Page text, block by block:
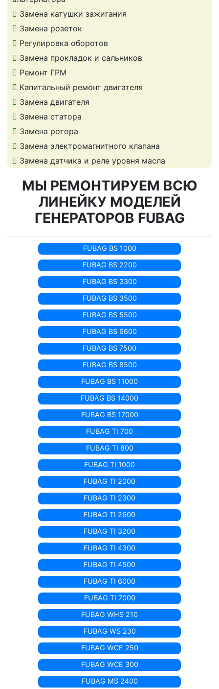
Замена катушки зажигания
Замена розеток
Регулировка оборотов
Замена прокладок и сальников
Ремонт ГРМ
Капитальный ремонт двигателя
Замена двигателя
Замена статора
Замена ротора
Замена электромагнитного клапана
Замена датчика и реле уровня масла
МЫ РЕМОНТИРУЕМ ВСЮ
ЛИНЕЙКУ МОДЕЛЕЙ
ГЕНЕРАТОРОВ FUBAG
FUBAG BS 1000
FUBAG BS 2200
FUBAG BS 3300
FUBAG BS 3500
FUBAG BS 5500
FUBAG BS 6600
FUBAG BS 7500
FUBAG BS 8500
FUBAG BS 11000
FUBAG BS 14000
FUBAG BS 17000
FUBAG TI 700
FUBAG TI 800
FUBAG TI 1000
FUBAG TI 2000
FUBAG TI 2300
FUBAG TI 2600
FUBAG TI 3200
FUBAG TI 4300
FUBAG TI 4500
FUBAG TI 6000
FUBAG TI 7000
FUBAG WHS 210
FUBAG WS 230
FUBAG WCE 250
FUBAG WCE 300
FUBAG MS 2400